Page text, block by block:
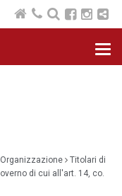
Organizzazione
Titolari di
di cui all'art. 14, co.